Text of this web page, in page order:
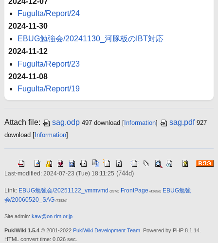
FuguIta/Report/24
2024-11-30
EBUG勉強会/20241130_河豚板のIBT対応
2024-11-12
FuguIta/Report/23
2024-11-08
FuguIta/Report/19
Attach file: sag.odp 497 download [Information] sag.pdf 927
download [Information]
Last-modified: 2024-07-23 (Tue) 18:11:25 (744d)
Link: EBUG勉強会/20251122_vmmvmd (257d) FrontPage (4265d) EBUG勉強
会/20060520_SAG(7382d)
Site admin: kaw@on.rim.or.jp
PukiWiki 1.5.4© 2001-2022 PukiWiki Development Team. Powered by PHP 8.1.14.
HTML convert time: 0.026 sec.